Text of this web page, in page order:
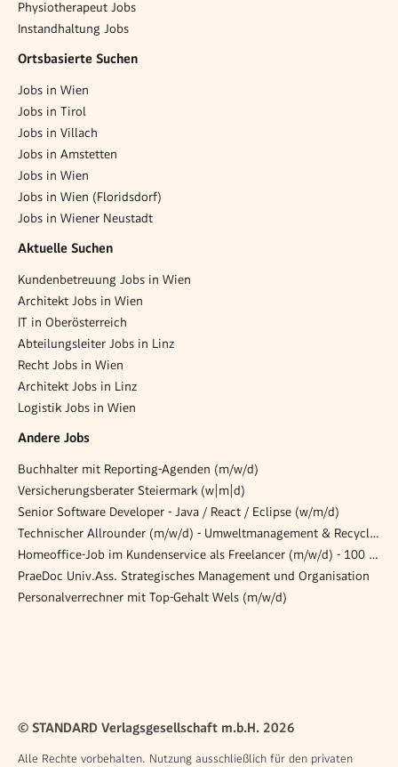
Physiotherapeut Jobs
Instandhaltung Jobs
Ortsbasierte Suchen
Jobs in Wien
Jobs in Tirol
Jobs in Villach
Jobs in Amstetten
Jobs in Wien
Jobs in Wien (Floridsdorf)
Jobs in Wiener Neustadt
Aktuelle Suchen
Kundenbetreuung Jobs in Wien
Architekt Jobs in Wien
IT in Oberösterreich
Abteilungsleiter Jobs in Linz
Recht Jobs in Wien
Architekt Jobs in Linz
Logistik Jobs in Wien
Andere Jobs
Buchhalter mit Reporting-Agenden (m/w/d)
Versicherungsberater Steiermark (w|m|d)
Senior Software Developer - Java / React / Eclipse (w/m/d)
Technischer Allrounder (m/w/d) - Umweltmanagement & Recycling
Homeoffice-Job im Kundenservice als Freelancer (m/w/d) - 100 % Remote & Flexibel!
PraeDoc Univ.Ass. Strategisches Management und Organisation
Personalverrechner mit Top-Gehalt Wels (m/w/d)
© STANDARD Verlagsgesellschaft m.b.H. 2026
Alle Rechte vorbehalten. Nutzung ausschließlich für den privaten